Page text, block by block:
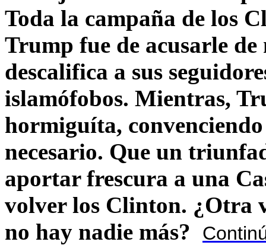
Toda la campaña de los
Trump fue de acusarle
descalifica a sus
islamófobos. Mientras,
hormiguíta,
necesario. Que un
aportar frescura a una
volver los Clinton. ¿Otra
no hay nadie más?